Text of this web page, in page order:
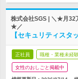
株式会社SGS | ＼★月32
★／
【セキュリティス
正社員 職種・業種未経
女性のおしごと掲載中